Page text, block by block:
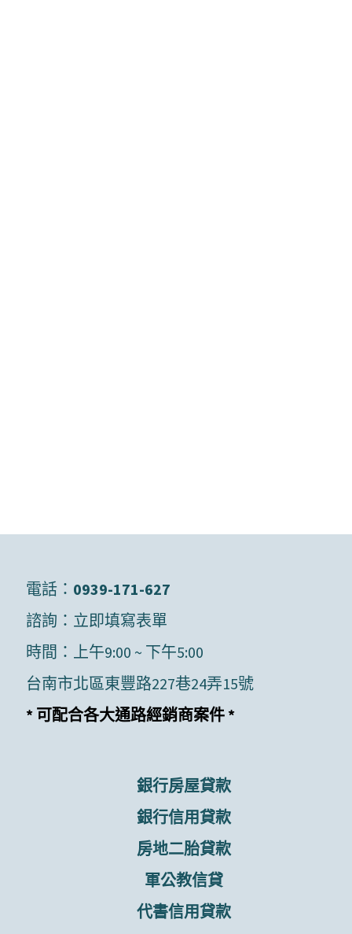
電話： 0939-171-627
諮詢： 立即填寫表單
時間：上午9:00 ~ 下午5:00
台南市北區東豐路227巷24弄15號
* 可配合各大通路經銷商案件 *
銀行房屋貸款
銀行信用貸款
房地二胎貸款
軍公教信貸
代書信用貸款